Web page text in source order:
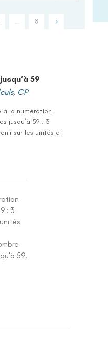
8
59
, CP
la numération
jusqu’à 59 : 3
sur les unités et
: 3
59.